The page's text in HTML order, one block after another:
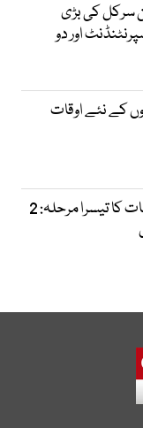
سرکل کی بڑی
اور دو
کے نئے اوقات
آزاد جموں و کشمیر انتخابات کا تیسرا مرحلہ: 2